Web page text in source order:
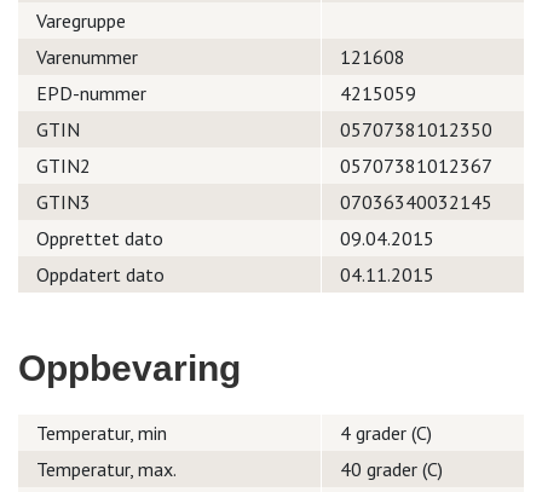
Varegruppe
Varenummer
121608
EPD-nummer
4215059
GTIN
05707381012350
GTIN2
05707381012367
GTIN3
07036340032145
Opprettet dato
09.04.2015
Oppdatert dato
04.11.2015
Oppbevaring
Temperatur, min
4 grader (C)
Temperatur, max.
40 grader (C)